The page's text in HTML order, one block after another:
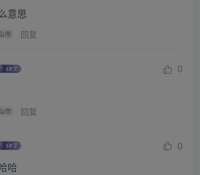
意思
市 回复
0
市 回复
0
哈